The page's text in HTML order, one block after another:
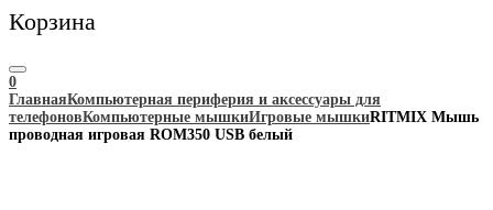
Корзина
0
ГлавнаяКомпьютерная периферия и аксессуары для
телефоновКомпьютерные мышкиИгровые мышкиRITMIX Мышь
проводная игровая ROM350 USB белый